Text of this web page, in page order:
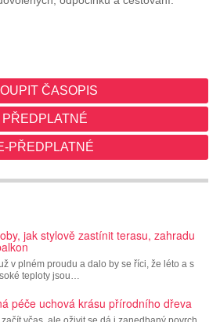
ČASOPIS
PŘEDPLATNÉ
PŘEDPLATNÉ
jak stylově zastínit terasu, zahradu
v plném proudu a dalo by se říci, že léto a s
teploty jsou…
péče uchová krásu přírodního dřeva